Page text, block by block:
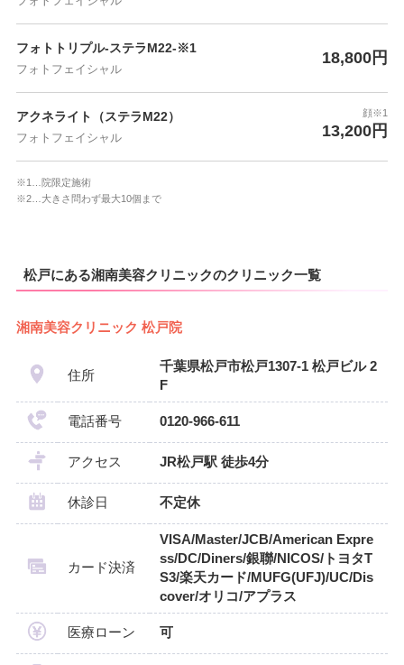
フォトトリプル-ステラM22-※1
フォトフェイシャル
18,800円
アクネライト（ステラM22）
フォトフェイシャル
顔※1
13,200円
※1…院限定施術
※2…大きさ問わず最大10個まで
松戸にある湘南美容クリニックのクリニック一覧
湘南美容クリニック 松戸院
住所
千葉県松戸市松戸1307-1 松戸ビル 2
F
電話番号 0120-966-611
アクセス JR松戸駅 徒歩4分
休診日 不定休
カード決済
VISA/Master/JCB/American Expre
ss/DC/Diners/銀聯/NICOS/トヨタT
S3/楽天カード/MUFG(UFJ)/UC/Dis
cover/オリコ/アプラス
医療ローン 可